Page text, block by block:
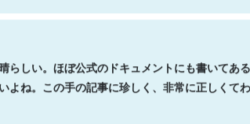
らしい。ほぼ公式のドキュメントにも書いてある
よね。この手の記事に珍しく、非常に正しくて
） - conceptualization